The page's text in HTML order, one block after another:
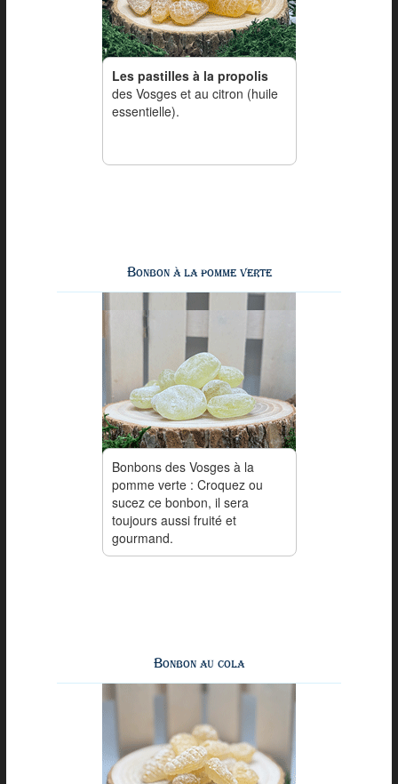
Les pastilles à la propolis
des Vosges et au citron (huile
essentielle).
Bonbon à la pomme verte
Bonbons des Vosges à la
pomme verte : Croquez ou
sucez ce bonbon, il sera
toujours aussi fruité et
gourmand.
Bonbon au cola